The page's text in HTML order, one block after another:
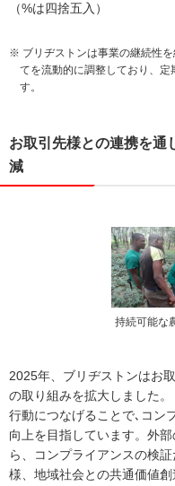
（%は四捨五入）
※ ブリヂストンは事業の継続性
てを流動的に調整しており、定
す。
お取引先様との連携を通
減
持続可能な
2025年、ブリヂストンはお
の取り組みを拡大しました
行動につなげることで､コン
向上を目指しています。外
ら、コンプライアンスの検
様、地域社会との共通価値創